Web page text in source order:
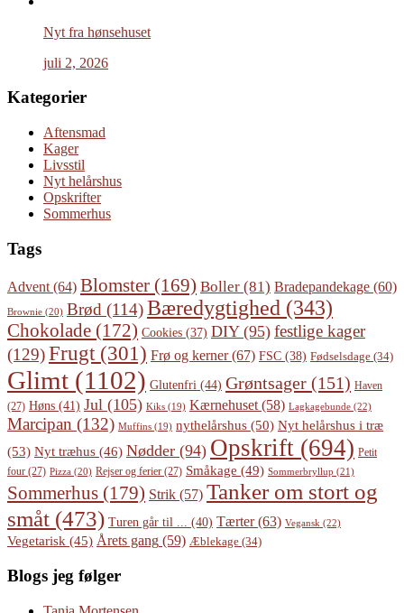
Nyt fra hønsehuset
juli 2, 2026
Kategorier
Aftensmad
Kager
Livsstil
Nyt helårshus
Opskrifter
Sommerhus
Tags
Advent (64) Blomster (169) Boller (81) Bradepandekage (60)
Brownie (20) Brød (114)Bæredygtighed (343)
Chokolade (172) Cookies (37) DIY(95) festlige kager
(129)Frugt(301) Frø og kerner(67) FSC (38) Fødselsdage (34)
Glimt (1102) Glutenfri (44) Grøntsager (151) Haven
(27) Høns (41) Jul (105) Kiks (19) Kærnehuset (58) Lagkagebunde (22)
Marcipan (132) Muffins (19) nythelårshus (50) Nyt helårshus i træ
(53) Nyt træhus (46) Nødder (94) Opskrift (694) Petit
four (27) Pizza (20) Rejser og ferier (27) Småkage (49) Sommerbryllup (21)
Sommerhus (179) Strik (57) Tanker om stort og
småt (473) Turen går til ... (40) Tærter(63) Vegansk (22)
Vegetarisk (45) Årets gang (59) Æblekage (34)
Blogs jeg følger